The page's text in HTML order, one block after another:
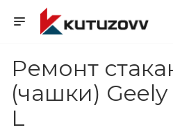
Ремонт
(чашки)
L